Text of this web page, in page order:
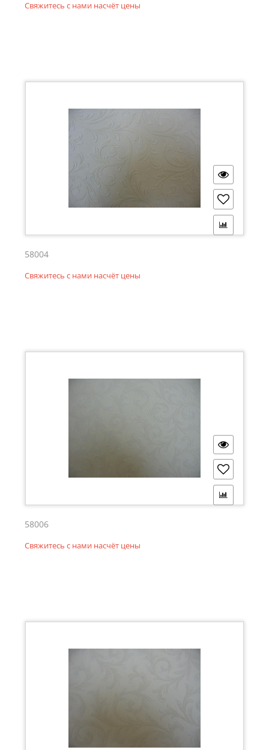
Свяжитесь с нами насчёт цены
58004
Свяжитесь с нами насчёт цены
58006
Свяжитесь с нами насчёт цены